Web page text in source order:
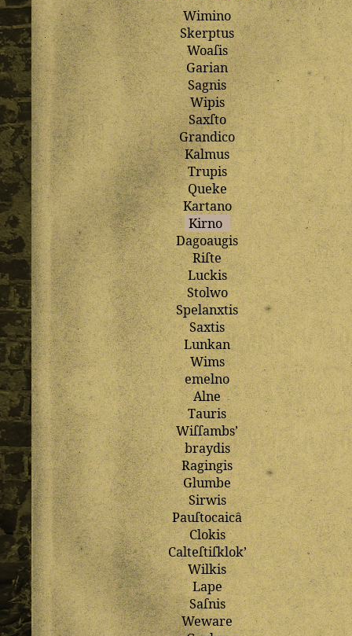
Wimino
Skerptus
Woaſis
Garian
Sagnis
Wipis
Saxſto
Grandico
Kalmus
Trupis
Queke
Kartano
Kirno
Dagoaugis
Riſte
Luckis
Stolwo
Spelanxtis
Saxtis
Lunkan
Wims
emelno
Alne
Tauris
Wiſſambs’
braydis
Ragingis
Glumbe
Sirwis
Pauſtocaicȃ
Clokis
Calteſtiſklok’
Wilkis
Lape
Saſnis
Weware